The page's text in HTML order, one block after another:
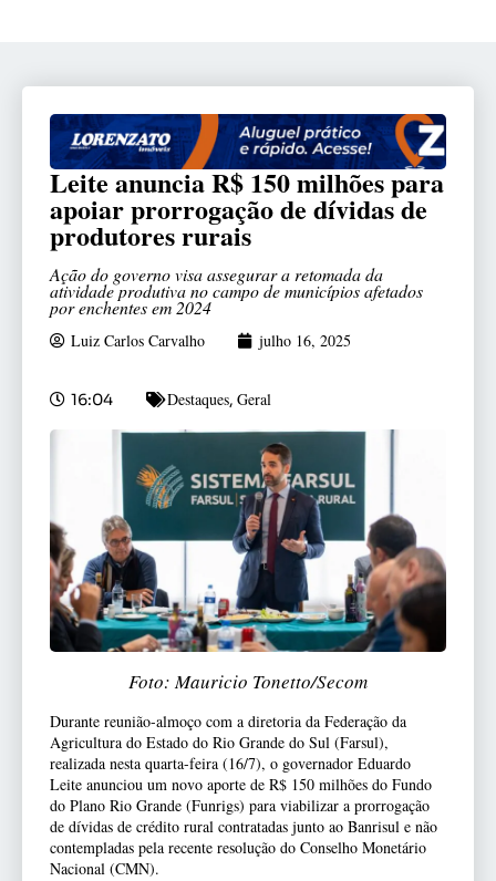
Leite anuncia R$ 150 milhões para
apoiar prorrogação de dívidas de
produtores rurais
Ação do governo visa assegurar a retomada da
atividade produtiva no campo de municípios afetados
por enchentes em 2024
Luiz Carlos Carvalho julho 16, 2025
16:04 Destaques, Geral
Foto: Mauricio Tonetto/Secom
Durante reunião-almoço com a diretoria da Federação da
Agricultura do Estado do Rio Grande do Sul (Farsul),
realizada nesta quarta-feira (16/7), o governador Eduardo
Leite anunciou um novo aporte de R$ 150 milhões do Fundo
do Plano Rio Grande (Funrigs) para viabilizar a prorrogação
de dívidas de crédito rural contratadas junto ao Banrisul e não
contempladas pela recente resolução do Conselho Monetário
Nacional (CMN).